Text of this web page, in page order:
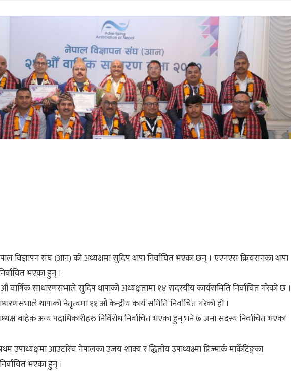
विज्ञापन संघ (आन) को अध्यक्षमा सुदिप थापा निर्वाचित भएका छन् । एएनएस क्रियसनका थापा
भएका हुन् ।
साधारणसभाले सुदिप थापाको अध्यक्षतामा १४ सदस्यीय कार्यसमिति निर्वाचित गरेको छ ।
थापाको नेतृत्वमा ११ औं केन्द्रीय कार्य समिति निर्वाचित गरेको हो ।
बाहेक अन्य पदाधिकारीहरु निर्विरोध निर्वाचित भएका हुन् भने ७ जना सदस्य निर्वाचित भएका
उपाध्यक्षमा आउटरिच नेपालका उजय शाक्य र द्धितीय उपाध्यक्ष्मा प्रिज्मार्क मार्केटिङ्गका
भएका हुन् ।